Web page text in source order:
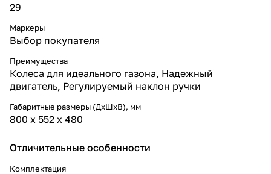
29
Маркеры
Выбор покупателя
Преимущества
Колеса для идеального газона, Надежный
двигатель, Регулируемый наклон ручки
Габаритные размеры (ДхШхВ), мм
800 х 552 х 480
Отличительные особенности
Комплектация